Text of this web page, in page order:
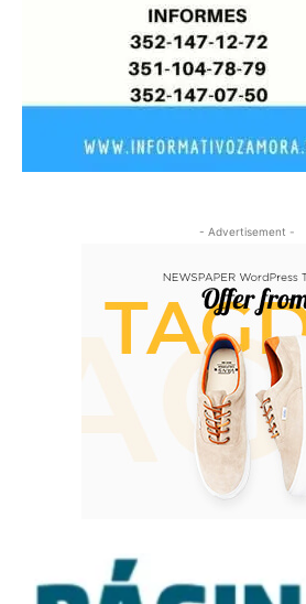
- Advertisement -